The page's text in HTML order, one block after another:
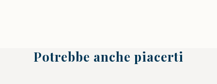
Potrebbe anche piacerti